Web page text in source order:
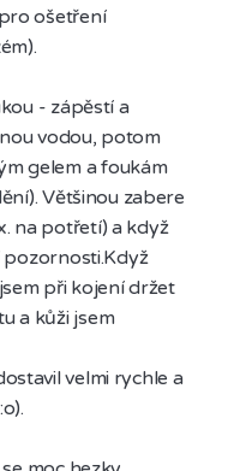
ošetření
- zápěstí a
vodou, potom
gelem a foukám
Většinou zabere
na potřetí) a když
pozornosti.Když
při kojení držet
a kůži jsem
velmi rychle a